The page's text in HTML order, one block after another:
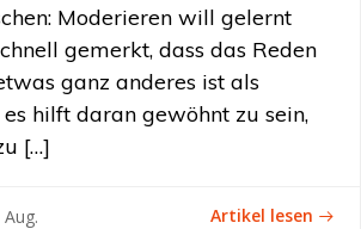
Moderieren will gelernt
gemerkt, dass das Reden
ganz anderes ist als
es hilft daran gewöhnt zu sein,
[…]
Aug. Artikel lesen